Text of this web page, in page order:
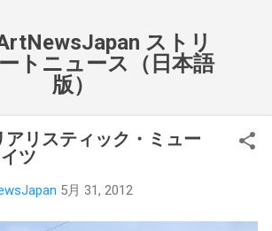
ストリ
トニュース（日本語
版）
アリスティック・ミュー
ツ
5月 31, 2012